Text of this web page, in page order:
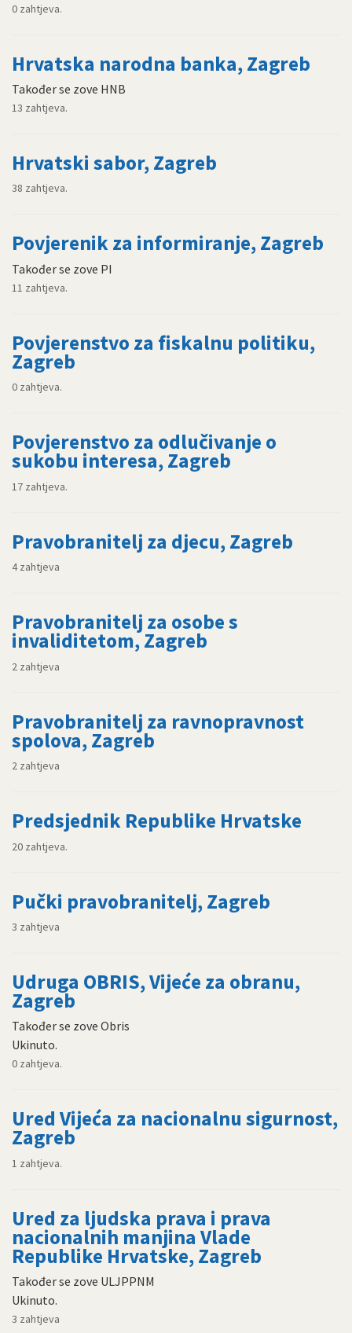
0 zahtjeva.
Hrvatska narodna banka, Zagreb
Također se zove HNB
13 zahtjeva.
Hrvatski sabor, Zagreb
38 zahtjeva.
Povjerenik za informiranje, Zagreb
Također se zove PI
11 zahtjeva.
Povjerenstvo za fiskalnu politiku,
Zagreb
0 zahtjeva.
Povjerenstvo za odlučivanje o
sukobu interesa, Zagreb
17 zahtjeva.
Pravobranitelj za djecu, Zagreb
4 zahtjeva
Pravobranitelj za osobe s
invaliditetom, Zagreb
2 zahtjeva
Pravobranitelj za ravnopravnost
spolova, Zagreb
2 zahtjeva
Predsjednik Republike Hrvatske
20 zahtjeva.
Pučki pravobranitelj, Zagreb
3 zahtjeva
Udruga OBRIS, Vijeće za obranu,
Zagreb
Također se zove Obris
Ukinuto.
0 zahtjeva.
Ured Vijeća za nacionalnu sigurnost,
Zagreb
1 zahtjeva.
Ured za ljudska prava i prava
nacionalnih manjina Vlade
Republike Hrvatske, Zagreb
Također se zove ULJPPNM
Ukinuto.
3 zahtjeva